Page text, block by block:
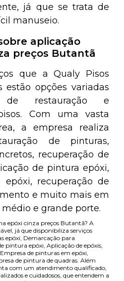
já que se trata de
manuseio.
aplicação
preços Butantã
que a Qualy Pisos
estão opções variadas
restauração e
Com uma vasta
a empresa realiza
de pinturas,
recuperação de
de pintura epóxi,
recuperação de
e muito mais em
e grande porte.
epóxi cinza preços Butantã? A
já que disponibiliza serviços
epóxi, Demarcação para
pintura epóxi, Aplicação de epóxis,
de pinturas em epóxi,
de pintura de quadras. Além
com um atendimento qualificado,
e cuidadosos, que entendem a